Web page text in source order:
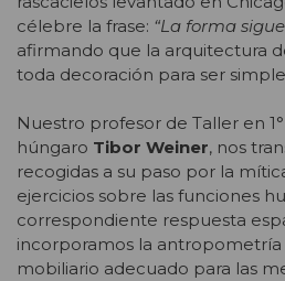
célebre la frase: “La forma
afirmando que la arquitectura
toda decoración para ser
Nuestro profesor de Taller en
húngaro Tibor Weiner, nos
recogidas a su paso por la
ejercicios sobre las funciones
correspondiente respuesta
incorporamos la
mobiliario adecuado para las